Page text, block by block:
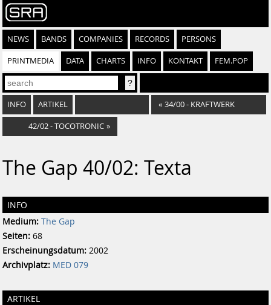
NEWS BANDS COMPANIES RECORDS PERSONS
PRINTMEDIA DATA CHARTS INFO KONTAKT FEM.POP
INFO ARTIKEL « 34/00 - KRAFTWERK
42/02 - TOCOTRONIC »
The Gap 40/02: Texta
INFO
Medium: The Gap
Seiten: 68
Erscheinungsdatum: 2002
Archivplatz: MED 079
ARTIKEL